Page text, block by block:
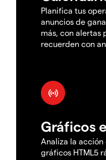
Planifica tus
anuncios de
más, con alertas
recuerden con
Gráficos
Analiza la
gráficos HTML5